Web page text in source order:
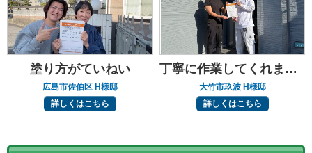
塗り方がていねい
広島市佐伯区 H様邸
詳しくはこちら
丁寧に作業してくれました
大竹市玖波 H様邸
詳しくはこちら